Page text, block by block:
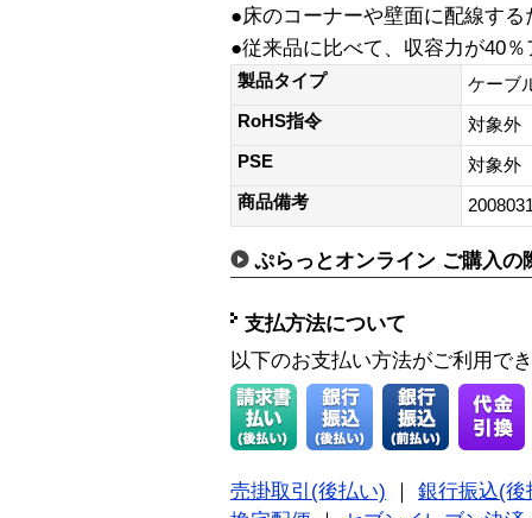
●床のコーナーや壁面に配線す
●従来品に比べて、収容力が40
製品タイプ
ケーブ
RoHS指令
対象外
PSE
対象外
商品備考
ぷらっとオンライン ご購入の
支払方法について
以下のお支払い方法がご利用で
売掛取引(後払い) ｜ 銀行振込(後